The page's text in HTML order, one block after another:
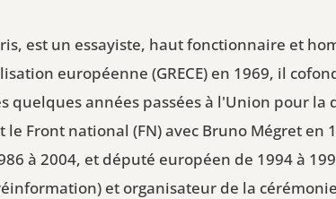
est un essayiste, haut fonctionnaire et
européenne (GRECE) en 1969, il
quelques années passées à l'Union pour
Front national (FN) avec Bruno Mégret en
à 2004, et député européen de 1994 à
et organisateur de la